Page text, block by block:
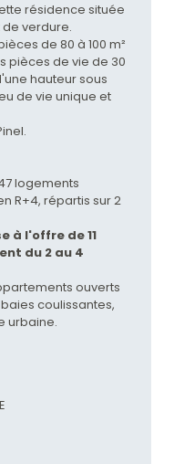
résidence située
verdure.
de 80 à 100 m²
pièces de vie de 30
hauteur sous
de vie unique et
logements
R+4, répartis sur 2
à l'offre de 11
du 2 au 4
ouverts
coulissantes,
urbaine.